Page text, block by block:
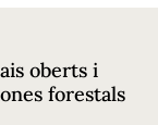
oberts i
forestals